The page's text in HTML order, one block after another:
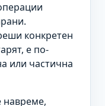
конкретен
е по-
или частична
навреме,